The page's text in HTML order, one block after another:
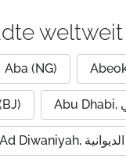
weltweit
Aba (NG)